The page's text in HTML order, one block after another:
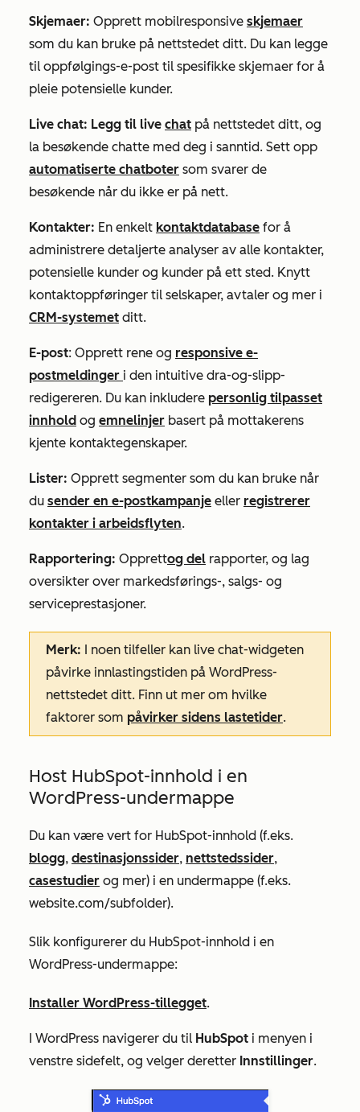
Skjemaer: Opprett mobilresponsive skjemaer
som du kan bruke på nettstedet ditt. Du kan legge
til oppfølgings-e-post til spesifikke skjemaer for å
pleie potensielle kunder.
Live chat: Legg til live chat på nettstedet ditt, og
la besøkende chatte med deg i sanntid. Sett opp
automatiserte chatboter som svarer de
besøkende når du ikke er på nett.
Kontakter: En enkelt kontaktdatabase for å
administrere detaljerte analyser av alle kontakter,
potensielle kunder og kunder på ett sted. Knytt
kontaktoppføringer til selskaper, avtaler og mer i
CRM-systemet ditt.
E-post: Opprett rene og responsive e-
postmeldinger i den intuitive dra-og-slipp-
redigereren. Du kan inkludere personlig tilpasset
innhold og emnelinjer basert på mottakerens
kjente kontaktegenskaper.
Lister: Opprett segmenter som du kan bruke når
du sender en e-postkampanje eller registrerer
kontakter i arbeidsflyten.
Rapportering: Opprettog del rapporter, og lag
oversikter over markedsførings-, salgs- og
serviceprestasjoner.
Merk: I noen tilfeller kan live chat-widgeten
påvirke innlastingstiden på WordPress-
nettstedet ditt. Finn ut mer om hvilke
faktorer som påvirker sidens lastetider.
Host HubSpot-innhold i en
WordPress-undermappe
Du kan være vert for HubSpot-innhold (f.eks.
blogg, destinasjonssider, nettstedssider,
casestudier og mer) i en undermappe (f.eks.
website.com/subfolder).
Slik konfigurerer du HubSpot-innhold i en
WordPress-undermappe:
Installer WordPress-tillegget.
I WordPress navigerer du til HubSpot i menyen i
venstre sidefelt, og velger deretter Innstillinger.